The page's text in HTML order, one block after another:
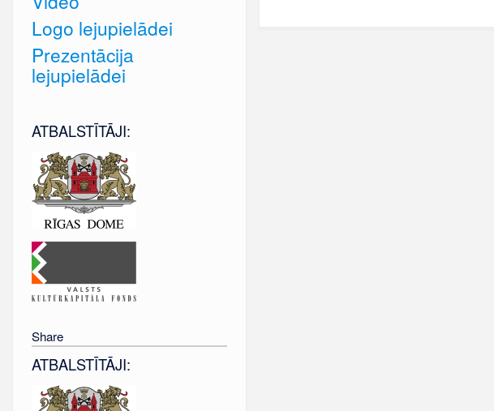
Logo lejupielādei
Prezentācija
lejupielādei
ATBALSTĪTĀJI:
Share
ATBALSTĪTĀJI: